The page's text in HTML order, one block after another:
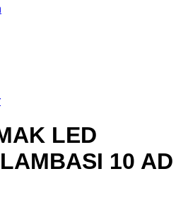
LED
10 AD